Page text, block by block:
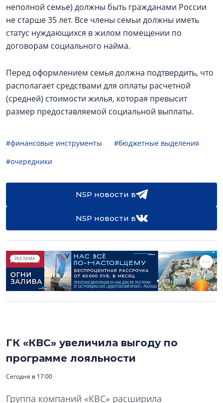
неполной семье) должны быть гражданами России
не старше 35 лет. Все члены семьи должны иметь
статус нуждающихся в жилом помещении по
договорам социального найма.
Перед оформлением семья должна подтвердить, что
располагает средствами для оплаты расчетной
(средней) стоимости жилья, которая превысит
размер предоставляемой социальной выплаты.
#финансовые инструменты
#бюджетные выделения
#очередники
NSP новости в
NSP новости в
РЕКЛАМА
ГК «КВС» увеличила выгоду по
программе лояльности
Сегодня в 17:00
Группа компаний «КВС» расширила